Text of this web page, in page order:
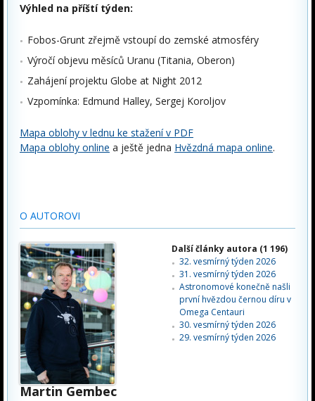
Výhled na příští týden:
Fobos-Grunt zřejmě vstoupí do zemské atmosféry
Výročí objevu měsíců Uranu (Titania, Oberon)
Zahájení projektu Globe at Night 2012
Vzpomínka: Edmund Halley, Sergej Koroljov
Mapa oblohy v lednu ke stažení v PDF
Mapa oblohy online a ještě jedna Hvězdná mapa online.
O AUTOROVI
Martin Gembec
Další články autora (1 196)
32. vesmírný týden 2026
31. vesmírný týden 2026
Astronomové konečně našli
první hvězdou černou díru v
Omega Centauri
30. vesmírný týden 2026
29. vesmírný týden 2026